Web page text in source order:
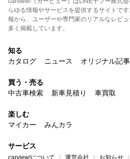
らゆる情報やサービスを提供するサイトで
報から、ユーザーや専門家のリアルなレビ
多く掲載しています。
知る
カタログ
ニュース オリジナル記事
買う・売る
中古車検索
新車見積り 車買取
楽しむ
マイカー
みんカラ
サービス
carview!について 運営会社 お知らせ